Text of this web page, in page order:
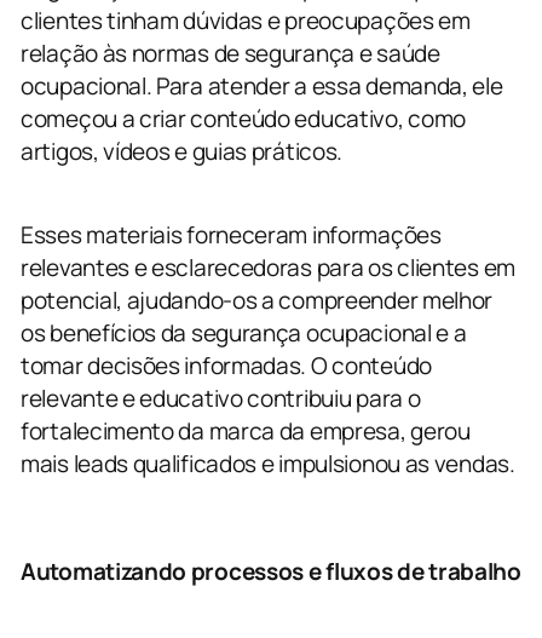
clientes tinham dúvidas e preocupações em
relação às normas de segurança e saúde
ocupacional. Para atender a essa demanda, ele
começou a criar conteúdo educativo, como
artigos, vídeos e guias práticos.
Esses materiais forneceram informações
relevantes e esclarecedoras para os clientes em
potencial, ajudando-os a compreender melhor
os benefícios da segurança ocupacional e a
tomar decisões informadas. O conteúdo
relevante e educativo contribuiu para o
fortalecimento da marca da empresa, gerou
mais leads qualificados e impulsionou as vendas.
Automatizando processos e fluxos de trabalho